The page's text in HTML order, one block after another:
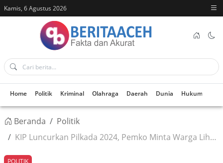
Kamis, 6 Agustus 2026
Home Politik Kriminal Olahraga Daerah Dunia Hukum
Beranda
Politik
KIP Luncurkan Pilkada 2024, Pemko Minta Warga Lihat Track Record Calon Pemimpin
POLITIK